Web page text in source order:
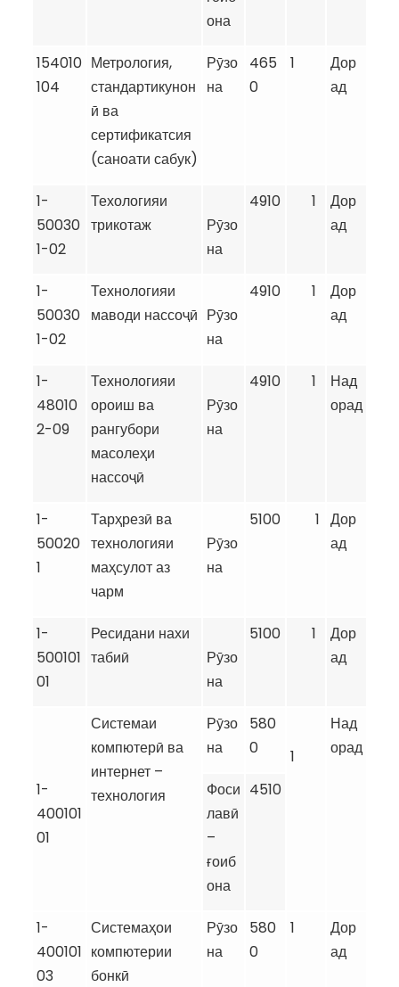
она
154010
104
Метрология,
стандартикунон
ӣ ва
сертификатсия
(саноати сабук)
Рӯзо
на
465
0
1
Дор
ад
1-
50030
1-02
Техологияи
трикотаж
Рӯзо
на
4910 1
Дор
ад
1-
50030
1-02
Технологияи
маводи нассоҷӣ Рӯзо
на
4910 1
Дор
ад
1-
48010
2-09
Технологияи
ороиш ва
рангубори
масолеҳи
нассоҷӣ
Рӯзо
на
4910 1
Над
орад
1-
50020
1
Тарҳрезӣ ва
технологияи
маҳсулот аз
чарм
Рӯзо
на
5100 1 Дор
ад
1-
500101
01
Ресидани нахи
табиӣ
Рӯзо
на
5100 1
Дор
ад
1-
400101
01
Системаи
компютерӣ ва
интернет –
технология
Рӯзо
на
580
0
1
Над
орад
Фоси
лавӣ
–
ғоиб
она
4510
1-
400101
03
Системаҳои
компютерии
бонкӣ
Рӯзо
на
580
0
1
Дор
ад